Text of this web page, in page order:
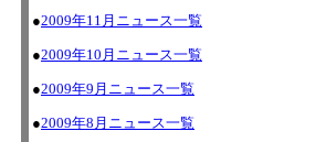
●2009年11月ニュース一覧
●2009年10月ニュース一覧
●2009年9月ニュース一覧
●2009年8月ニュース一覧